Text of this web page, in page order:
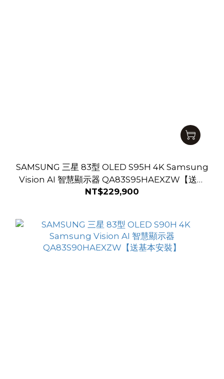
SAMSUNG 三星 83型 OLED S95H 4K Samsung
Vision AI 智慧顯示器 QA83S95HAEXZW【送基
本安裝】
NT$229,900